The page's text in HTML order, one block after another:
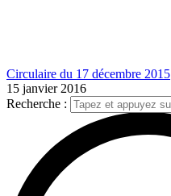
Circulaire du 17 décembre 2015
15 janvier 2016
Recherche :